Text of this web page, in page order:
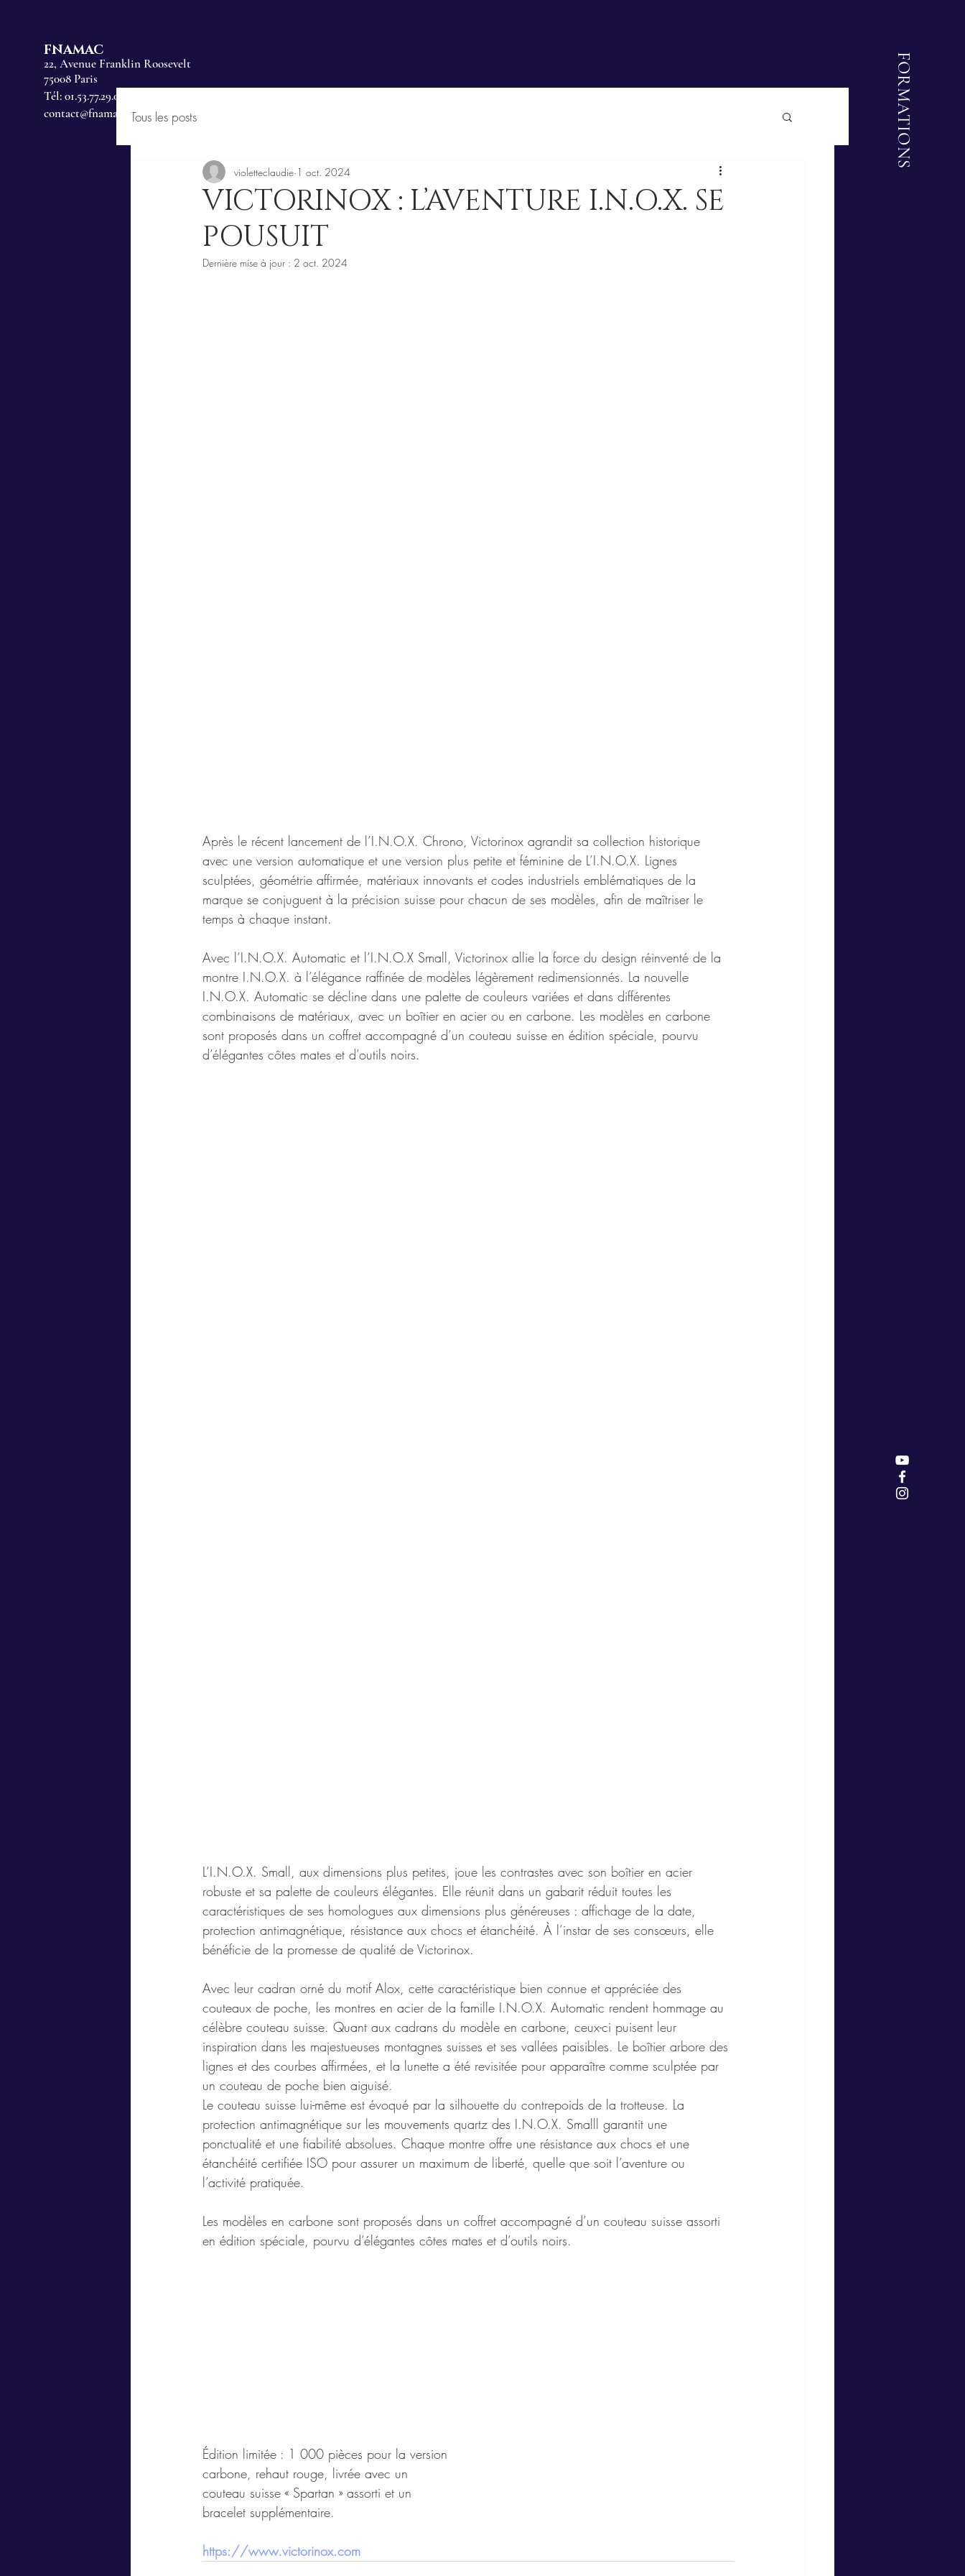
FNAMAC
22, Avenue Franklin Roosevelt
75008 Paris
Tél: 01.53.77.29.00
contact@fnamac.fr
FORMATIONS
Tous les posts
VICTORINOX : L’AVENTURE I.N.O.X. SE
POUSUIT
violetteclaudie 1 oct. 2024
Dernière mise à jour : 2 oct. 2024
Après le récent lancement de l’I.N.O.X. Chrono, Victorinox agrandit sa collection historique
avec une version automatique et une version plus petite et féminine de L’I.N.O.X. Lignes
sculptées, géométrie affirmée, matériaux innovants et codes industriels emblématiques de la
marque se conjuguent à la précision suisse pour chacun de ses modèles, afin de maîtriser le
temps à chaque instant.
Avec l’I.N.O.X. Automatic et l’I.N.O.X Small, Victorinox allie la force du design réinventé de la
montre I.N.O.X. à l’élégance raffinée de modèles légèrement redimensionnés. La nouvelle
I.N.O.X. Automatic se décline dans une palette de couleurs variées et dans différentes
combinaisons de matériaux, avec un boîtier en acier ou en carbone. Les modèles en carbone
sont proposés dans un coffret accompagné d’un couteau suisse en édition spéciale, pourvu
d’élégantes côtes mates et d’outils noirs.
L’I.N.O.X. Small, aux dimensions plus petites, joue les contrastes avec son boîtier en acier
robuste et sa palette de couleurs élégantes. Elle réunit dans un gabarit réduit toutes les
caractéristiques de ses homologues aux dimensions plus généreuses : affichage de la date,
protection antimagnétique, résistance aux chocs et étanchéité. À l’instar de ses consœurs, elle
bénéficie de la promesse de qualité de Victorinox.
Avec leur cadran orné du motif Alox, cette caractéristique bien connue et appréciée des
couteaux de poche, les montres en acier de la famille I.N.O.X. Automatic rendent hommage au
célèbre couteau suisse. Quant aux cadrans du modèle en carbone, ceux-ci puisent leur
inspiration dans les majestueuses montagnes suisses et ses vallées paisibles. Le boîtier arbore des
lignes et des courbes affirmées, et la lunette a été revisitée pour apparaître comme sculptée par
un couteau de poche bien aiguisé.
Le couteau suisse lui-même est évoqué par la silhouette du contrepoids de la trotteuse. La
protection antimagnétique sur les mouvements quartz des I.N.O.X. Smalll garantit une
ponctualité et une fiabilité absolues. Chaque montre offre une résistance aux chocs et une
étanchéité certifiée ISO pour assurer un maximum de liberté, quelle que soit l’aventure ou
l’activité pratiquée.
Les modèles en carbone sont proposés dans un coffret accompagné d’un couteau suisse assorti
en édition spéciale, pourvu d’élégantes côtes mates et d’outils noirs.
Édition limitée : 1 000 pièces pour la version
carbone, rehaut rouge, livrée avec un
couteau suisse « Spartan » assorti et un
bracelet supplémentaire.
https://www.victorinox.com